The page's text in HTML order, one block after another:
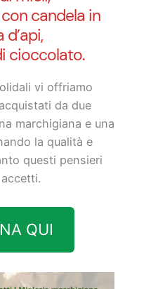
candela in
d’api,
cioccolato.
vi offriamo
da due
marchigiana e una
la qualità e
questi pensieri
QUI